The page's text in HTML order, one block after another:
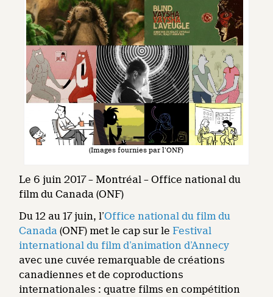
(Images fournies par l’ONF)
Le 6 juin 2017 – Montréal – Office national du
film du Canada (ONF)
Du 12 au 17 juin, l’Office national du film du
Canada (ONF) met le cap sur le Festival
international du film d’animation d’Annecy
avec une cuvée remarquable de créations
canadiennes et de coproductions
internationales : quatre films en compétition